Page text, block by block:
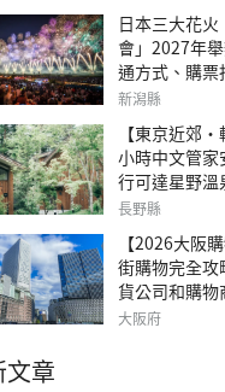
日本三大花
會」2027年
通方式、購票
賞地點
新潟縣
【東京近郊
小時中文管家
行可達星野溫
旅行、三代同
澤森四季
長野縣
【2026大阪
街購物完全攻
貨公司和購物
大阪府
章